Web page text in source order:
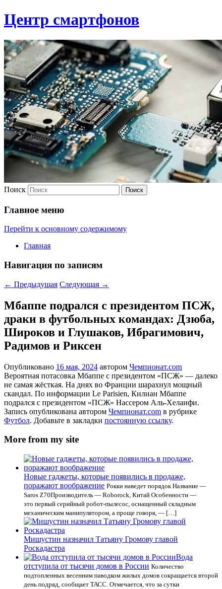
Центр смартфонов
Поиск
Главное меню
Перейти к основному содержимому
Главная
Навигация по записям
← Предыдущая Следующая →
Мбаппе подрался с президентом ПСЖ,
драки в футбольных командах: Дзюба,
Широков и Глушаков, Ибрагимович,
Радимов и Риксен
Опубликовано 16 мая, 2024 автором Чемпионат.com
Вероятная потасовка Мбаппе с президентом «ПСЖ» — далеко
не самая жёсткая. На днях во Франции шарахнул мощный
скандал. По информации Le Parisien, Килиан Мбаппе
подрался с президентом «ПСЖ» Нассером Аль-Хелаифи.
Запись опубликована автором Чемпионат.com в рубрике
Футбол. Добавьте в закладки постоянную ссылку.
More from my site
Новые гаджеты, которые появились в продаже,
поражают воображение Рокки наведет порядок Название —
Saros Z70Производитель — Roborock, Китай Особенности —
это первый серийный робот-пылесос, оснащенный складным
механическим манипулятором, а проще говоря, — […]
Мишустин назначил Татьяну Громову главой
Роскадастра
Вода
отступила от тысячи домов в России Количество
подтопленных весенним паводком жилых домов сокращается второй
день подряд, сообщает ТАСС. Отмечается, что за сутки